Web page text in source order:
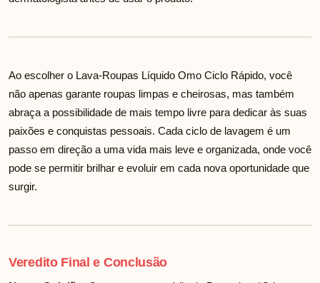
Ao escolher o Lava-Roupas Líquido Omo Ciclo Rápido, você
não apenas garante roupas limpas e cheirosas, mas também
abraça a possibilidade de mais tempo livre para dedicar às suas
paixões e conquistas pessoais. Cada ciclo de lavagem é um
passo em direção a uma vida mais leve e organizada, onde você
pode se permitir brilhar e evoluir em cada nova oportunidade que
surgir.
Veredito Final e Conclusão